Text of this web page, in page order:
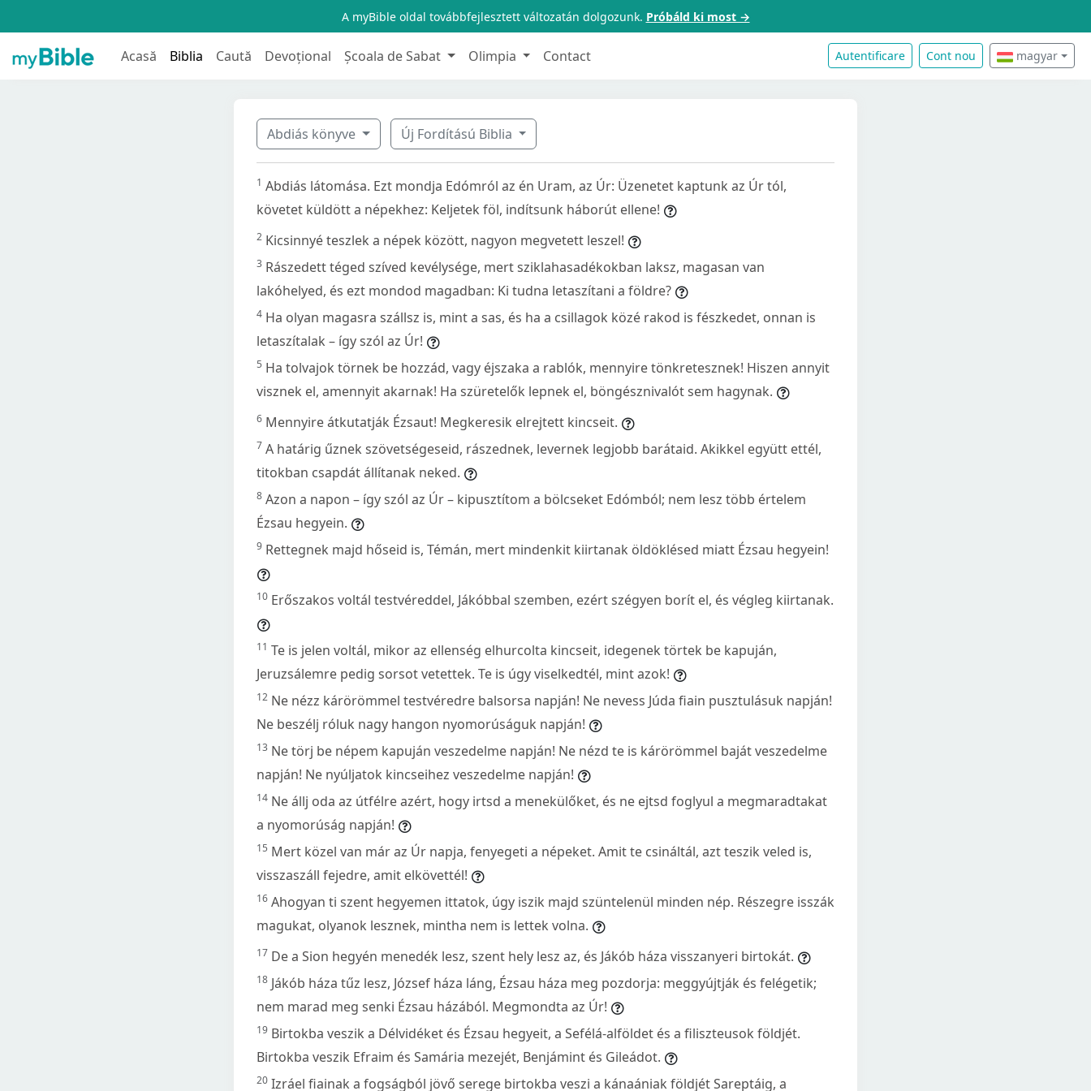
A myBible oldal továbbfejlesztett változatán dolgozunk. Próbáld ki most →
Acasă Biblia Caută Devoțional Școala de Sabat Olimpia Contact Autentificare Cont nou magyar
Abdiás könyve Új Fordítású Biblia
1 Abdiás látomása. Ezt mondja Edómról az én Uram, az Úr: Üzenetet kaptunk az Úr tól,
követet küldött a népekhez: Keljetek föl, indítsunk háborút ellene!
2 Kicsinnyé teszlek a népek között, nagyon megvetett leszel!
3 Rászedett téged szíved kevélysége, mert sziklahasadékokban laksz, magasan van
lakóhelyed, és ezt mondod magadban: Ki tudna letaszítani a földre?
4 Ha olyan magasra szállsz is, mint a sas, és ha a csillagok közé rakod is fészkedet, onnan is
letaszítalak – így szól az Úr!
5 Ha tolvajok törnek be hozzád, vagy éjszaka a rablók, mennyire tönkretesznek! Hiszen annyit
visznek el, amennyit akarnak! Ha szüretelők lepnek el, böngésznivalót sem hagynak.
6 Mennyire átkutatják Ézsaut! Megkeresik elrejtett kincseit.
7 A határig űznek szövetségeseid, rászednek, levernek legjobb barátaid. Akikkel együtt ettél,
titokban csapdát állítanak neked.
8 Azon a napon – így szól az Úr – kipusztítom a bölcseket Edómból; nem lesz több értelem
Ézsau hegyein.
9 Rettegnek majd hőseid is, Témán, mert mindenkit kiirtanak öldöklésed miatt Ézsau hegyein!
10 Erőszakos voltál testvéreddel, Jákóbbal szemben, ezért szégyen borít el, és végleg kiirtanak.
11 Te is jelen voltál, mikor az ellenség elhurcolta kincseit, idegenek törtek be kapuján,
Jeruzsálemre pedig sorsot vetettek. Te is úgy viselkedtél, mint azok!
12 Ne nézz kárörömmel testvéredre balsorsa napján! Ne nevess Júda fiain pusztulásuk napján!
Ne beszélj róluk nagy hangon nyomorúságuk napján!
13 Ne törj be népem kapuján veszedelme napján! Ne nézd te is kárörömmel baját veszedelme
napján! Ne nyúljatok kincseihez veszedelme napján!
14 Ne állj oda az útfélre azért, hogy irtsd a menekülőket, és ne ejtsd foglyul a megmaradtakat
a nyomorúság napján!
15 Mert közel van már az Úr napja, fenyegeti a népeket. Amit te csináltál, azt teszik veled is,
visszaszáll fejedre, amit elkövettél!
16 Ahogyan ti szent hegyemen ittatok, úgy iszik majd szüntelenül minden nép. Részegre isszák
magukat, olyanok lesznek, mintha nem is lettek volna.
17 De a Sion hegyén menedék lesz, szent hely lesz az, és Jákób háza visszanyeri birtokát.
18 Jákób háza tűz lesz, József háza láng, Ézsau háza meg pozdorja: meggyújtják és felégetik;
nem marad meg senki Ézsau házából. Megmondta az Úr!
19 Birtokba veszik a Délvidéket és Ézsau hegyeit, a Sefélá-alföldet és a filiszteusok földjét.
Birtokba veszik Efraim és Samária mezejét, Benjámint és Gileádot.
20 Izráel fiainak a fogságból jövő serege birtokba veszi a kánaániak földjét Sareptáig, a